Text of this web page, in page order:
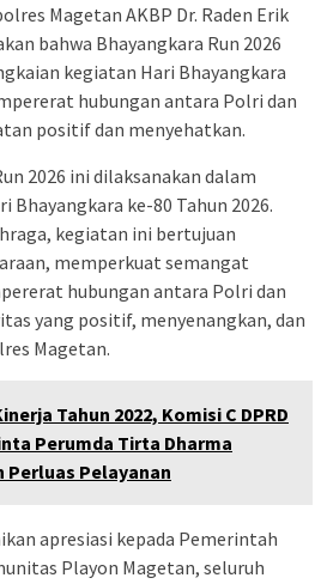
Magetan AKBP Dr. Raden Erik
bahwa Bhayangkara Run 2026
kegiatan Hari Bhayangkara
hubungan antara Polri dan
positif dan menyehatkan.
2026 ini dilaksanakan dalam
ke-80 Tahun 2026.
kegiatan ini bertujuan
memperkuat semangat
hubungan antara Polri dan
yang positif, menyenangkan, dan
Magetan.
Tahun 2022, Komisi C DPRD
Perumda Tirta Dharma
Pelayanan
apresiasi kepada Pemerintah
Playon Magetan, seluruh